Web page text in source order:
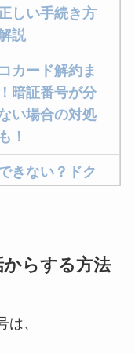
しい手続き方
説
カード解約ま
暗証番号が分
い場合の対処
！
きない？ドク
プラチナムの
が過ぎた場合
る？
らする方法
、